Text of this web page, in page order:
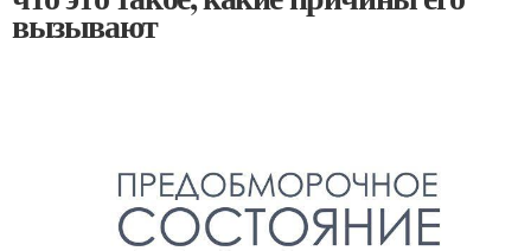
вызывают